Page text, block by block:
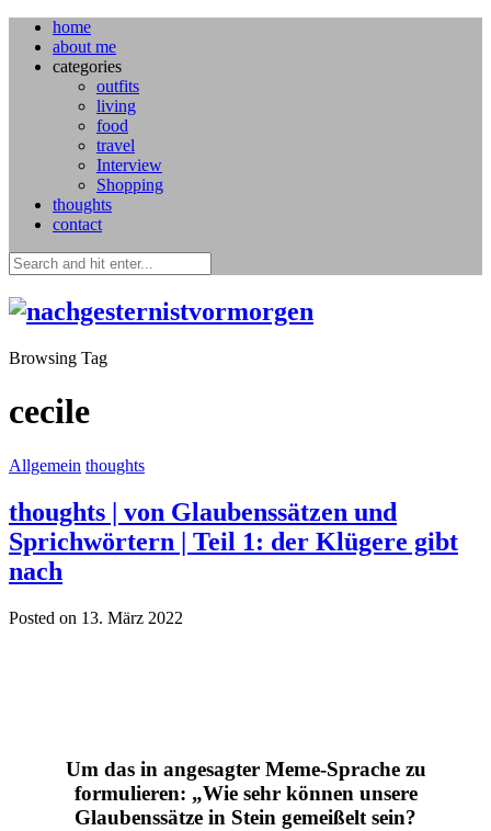
home
about me
categories
outfits
living
food
travel
Interview
Shopping
thoughts
contact
Browsing Tag
cecile
Allgemein thoughts
thoughts | von Glaubenssätzen und
Sprichwörtern | Teil 1: der Klügere gibt
nach
Posted on 13. März 2022
Um das in angesagter Meme-Sprache zu
formulieren: „Wie sehr können unsere
Glaubenssätze in Stein gemeißelt sein?